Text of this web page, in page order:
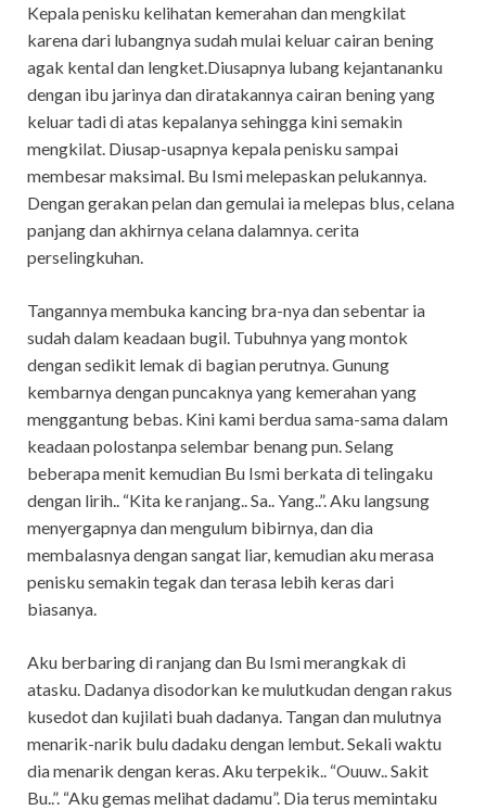
Kepala penisku kelihatan kemerahan dan mengkilat
karena dari lubangnya sudah mulai keluar cairan bening
agak kental dan lengket.Diusapnya lubang kejantananku
dengan ibu jarinya dan diratakannya cairan bening yang
keluar tadi di atas kepalanya sehingga kini semakin
mengkilat. Diusap-usapnya kepala penisku sampai
membesar maksimal. Bu Ismi melepaskan pelukannya.
Dengan gerakan pelan dan gemulai ia melepas blus, celana
panjang dan akhirnya celana dalamnya. cerita
perselingkuhan.
Tangannya membuka kancing bra-nya dan sebentar ia
sudah dalam keadaan bugil. Tubuhnya yang montok
dengan sedikit lemak di bagian perutnya. Gunung
kembarnya dengan puncaknya yang kemerahan yang
menggantung bebas. Kini kami berdua sama-sama dalam
keadaan polostanpa selembar benang pun. Selang
beberapa menit kemudian Bu Ismi berkata di telingaku
dengan lirih.. “Kita ke ranjang.. Sa.. Yang..”. Aku langsung
menyergapnya dan mengulum bibirnya, dan dia
membalasnya dengan sangat liar, kemudian aku merasa
penisku semakin tegak dan terasa lebih keras dari
biasanya.
Aku berbaring di ranjang dan Bu Ismi merangkak di
atasku. Dadanya disodorkan ke mulutkudan dengan rakus
kusedot dan kujilati buah dadanya. Tangan dan mulutnya
menarik-narik bulu dadaku dengan lembut. Sekali waktu
dia menarik dengan keras. Aku terpekik.. “Ouuw.. Sakit
Bu..”. “Aku gemas melihat dadamu”. Dia terus memintaku